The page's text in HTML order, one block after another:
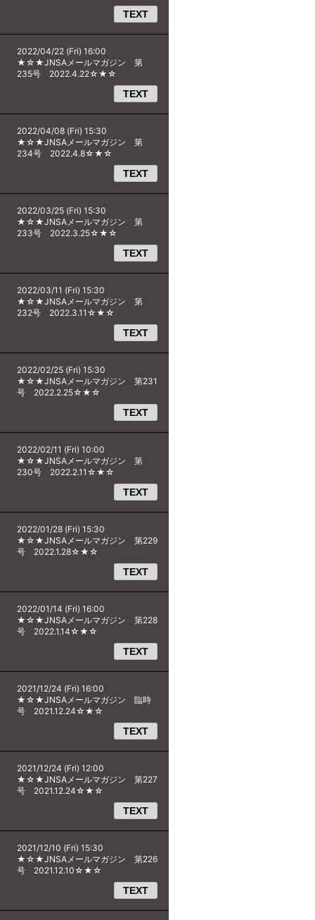
TEXT
2022/04/22 (Fri) 16:00
★☆★JNSAメールマガジン 第
235号 2022.4.22☆★☆
TEXT
2022/04/08 (Fri) 15:30
★☆★JNSAメールマガジン 第
234号 2022.4.8☆★☆
TEXT
2022/03/25 (Fri) 15:30
★☆★JNSAメールマガジン 第
233号 2022.3.25☆★☆
TEXT
2022/03/11 (Fri) 15:30
★☆★JNSAメールマガジン 第
232号 2022.3.11☆★☆
TEXT
2022/02/25 (Fri) 15:30
★☆★JNSAメールマガジン 第231
号 2022.2.25☆★☆
TEXT
2022/02/11 (Fri) 10:00
★☆★JNSAメールマガジン 第
230号 2022.2.11☆★☆
TEXT
2022/01/28 (Fri) 15:30
★☆★JNSAメールマガジン 第229
号 2022.1.28☆★☆
TEXT
2022/01/14 (Fri) 16:00
★☆★JNSAメールマガジン 第228
号 2022.1.14☆★☆
TEXT
2021/12/24 (Fri) 16:00
★☆★JNSAメールマガジン 臨時
号 2021.12.24☆★☆
TEXT
2021/12/24 (Fri) 12:00
★☆★JNSAメールマガジン 第227
号 2021.12.24☆★☆
TEXT
2021/12/10 (Fri) 15:30
★☆★JNSAメールマガジン 第226
号 2021.12.10☆★☆
TEXT